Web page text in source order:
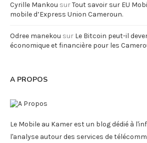
Cyrille Mankou surTout savoir sur EU
mobile d’Express Union Cameroun.
Odree manekou sur Le Bitcoin peut-il
économique et financière pour les
A PROPOS
Le Mobile au Kamer est un blog dédié à
l'analyse autour des services de